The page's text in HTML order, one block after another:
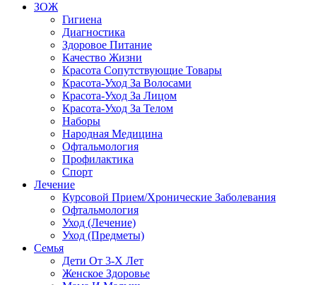
ЗОЖ
Гигиена
Диагностика
Здоровое Питание
Качество Жизни
Красота Сопутствующие Товары
Красота-Уход За Волосами
Красота-Уход За Лицом
Красота-Уход За Телом
Наборы
Народная Медицина
Офтальмология
Профилактика
Спорт
Лечение
Курсовой Прием/Хронические Заболевания
Офтальмология
Уход (Лечение)
Уход (Предметы)
Семья
Дети От 3-Х Лет
Женское Здоровье